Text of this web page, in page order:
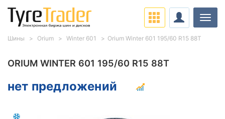
ORIUM WINTER 601 195/60 R15 88T
нет предложений
Шины Orium Winter 601 Orium Winter 601 195/60 R15 88T